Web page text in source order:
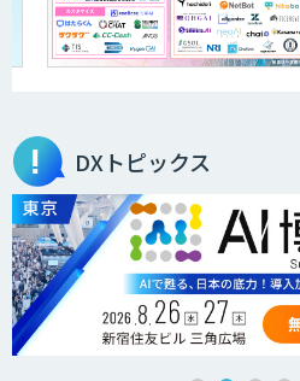
DXトピックス